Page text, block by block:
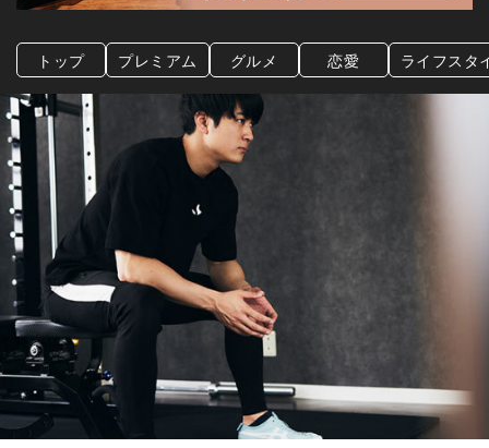
トップ プレミアム グルメ 恋愛 ライフスタ